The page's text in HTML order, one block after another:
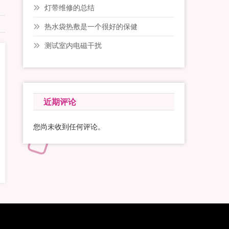
灯带维修的总结
热水袋热敷是一个很好的保健
测试室内电磁干扰
近期评论
您尚未收到任何评论。